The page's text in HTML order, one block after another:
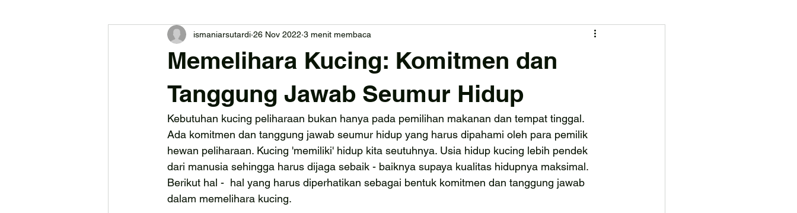
Memelihara Kucing: Komitmen dan
Tanggung Jawab Seumur Hidup
ismaniarsutardi 26 Nov 2022 3 menit membaca
Kebutuhan kucing peliharaan bukan hanya pada pemilihan makanan dan tempat tinggal.
Ada komitmen dan tanggung jawab seumur hidup yang harus dipahami oleh para pemilik
hewan peliharaan. Kucing 'memiliki' hidup kita seutuhnya. Usia hidup kucing lebih pendek
dari manusia sehingga harus dijaga sebaik - baiknya supaya kualitas hidupnya maksimal.
Berikut hal -  hal yang harus diperhatikan sebagai bentuk komitmen dan tanggung jawab
dalam memelihara kucing.